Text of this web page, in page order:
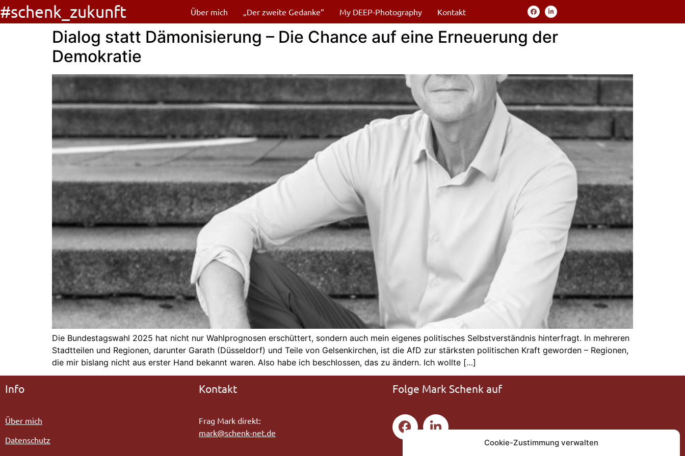
Cookie-Zustimmung verwalten
#schenk_zukunft Über mich „Der zweite Gedanke“ My DEEP-Photography Kontakt
Dialog statt Dämonisierung – Die Chance auf eine Erneuerung der
Demokratie
Die Bundestagswahl 2025 hat nicht nur Wahlprognosen erschüttert, sondern auch mein eigenes politisches Selbstverständnis hinterfragt. In mehreren
Stadtteilen und Regionen, darunter Garath (Düsseldorf) und Teile von Gelsenkirchen, ist die AfD zur stärksten politischen Kraft geworden – Regionen,
die mir bislang nicht aus erster Hand bekannt waren. Also habe ich beschlossen, das zu ändern. Ich wollte […]
Info
Über mich
Datenschutz
Kontakt
Frag Mark direkt:
mark@schenk-net.de
Folge Mark Schenk auf